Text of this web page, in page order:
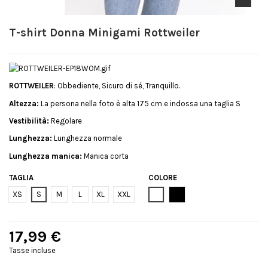
T-shirt Donna Minigami Rottweiler
ROTTWEILER: Obbediente, Sicuro di sé, Tranquillo.
Altezza: La persona nella foto è alta 175 cm e indossa una taglia S
Vestibilità: Regolare
Lunghezza: Lunghezza normale
Lunghezza manica: Manica corta
TAGLIA
XS
S M L XL XXL
COLORE
17,99 €
Tasse incluse